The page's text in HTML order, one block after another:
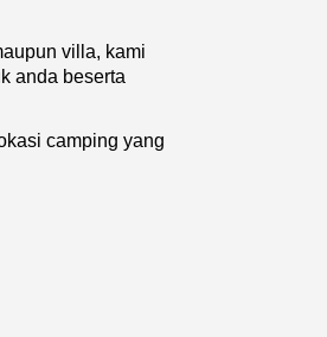
villa, kami
anda beserta
camping yang